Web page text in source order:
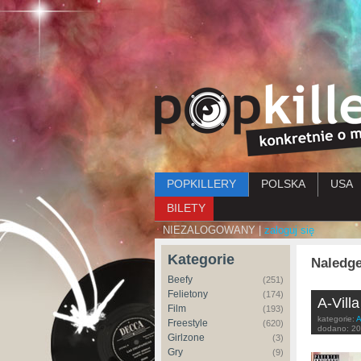
Menu główne
POPKILLERY POLSKA USA
BILETY
NIEZALOGOWANY | zaloguj się
Kategorie
Beefy (251)
Felietony (174)
Film (193)
Freestyle (620)
Girlzone (3)
Gry (9)
A-
kategorie:
dodano: